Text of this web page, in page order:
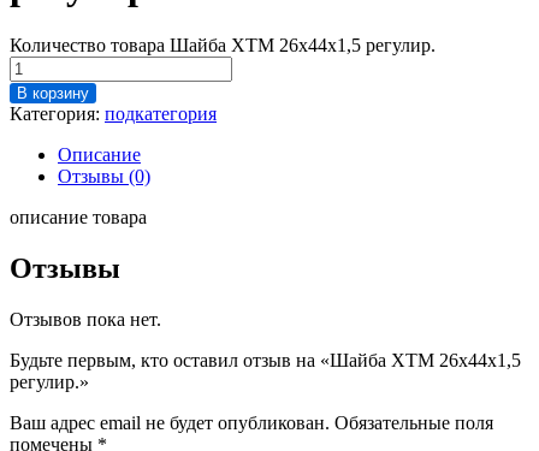
Количество товара Шайба ХТМ 26х44х1,5 регулир.
В корзину
Категория: подкатегория
Описание
Отзывы (0)
описание товара
Отзывы
Отзывов пока нет.
Будьте первым, кто оставил отзыв на «Шайба ХТМ 26х44х1,5
регулир.»
Ваш адрес email не будет опубликован. Обязательные поля
помечены *